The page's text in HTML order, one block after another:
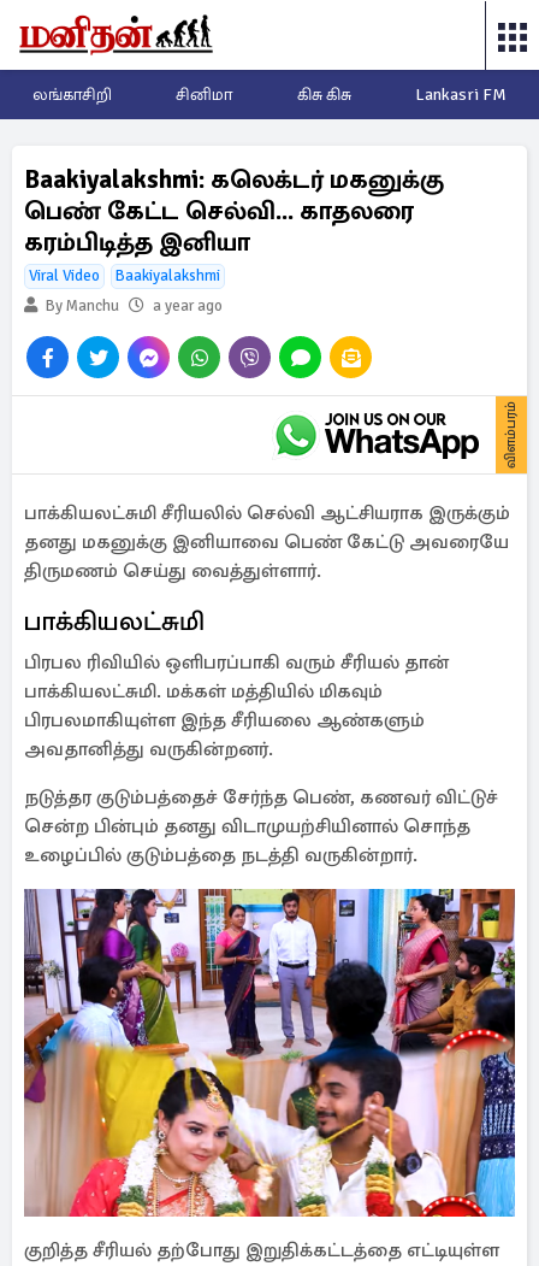
லங்காசிறி சினிமா கிசு கிசு Lankasri FM
Baakiyalakshmi: கலெக்டர் மகனுக்கு
பெண் கேட்ட செல்வி... காதலரை
கரம்பிடித்த இனியா
Viral Video
Baakiyalakshmi
By Manchu
a year ago
விளம்பரம்
பாக்கியலட்சுமி சீரியலில் செல்வி ஆட்சியராக இருக்கும்
தனது மகனுக்கு இனியாவை பெண் கேட்டு அவரையே
திருமணம் செய்து வைத்துள்ளார்.
பாக்கியலட்சுமி
பிரபல ரிவியில் ஒளிபரப்பாகி வரும் சீரியல் தான்
பாக்கியலட்சுமி. மக்கள் மத்தியில் மிகவும்
பிரபலமாகியுள்ள இந்த சீரியலை ஆண்களும்
அவதானித்து வருகின்றனர்.
நடுத்தர குடும்பத்தைச் சேர்ந்த பெண், கணவர் விட்டுச்
சென்ற பின்பும் தனது விடாமுயற்சியினால் சொந்த
உழைப்பில் குடும்பத்தை நடத்தி வருகின்றார்.
குறித்த சீரியல் தற்போது இறுதிக்கட்டத்தை எட்டியுள்ள